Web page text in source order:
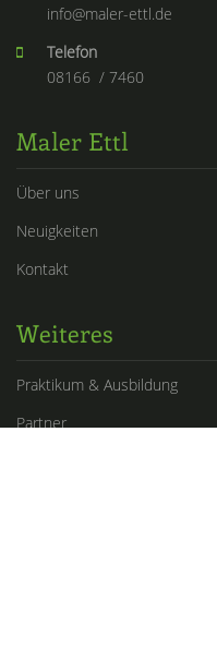
info@maler-ettl.de
Telefon
08166 / 7460
Maler Ettl
Über uns
Neuigkeiten
Kontakt
Weiteres
Praktikum & Ausbildung
Partner